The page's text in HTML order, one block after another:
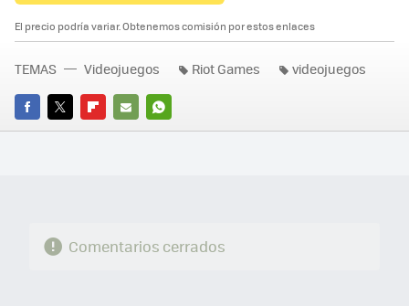
El precio podría variar. Obtenemos comisión por estos enlaces
FACEBOOK
TWITTERFLIPBOARD
E-
WHATSAPP
TEMAS Videojuegos Riot Games videojuegos
Comentarios cerrados